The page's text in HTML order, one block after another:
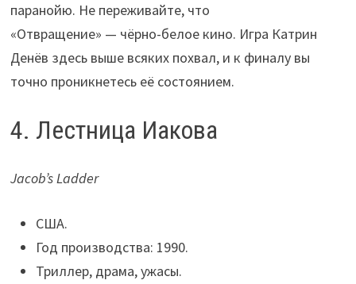
паранойю. Не переживайте, что
«Отвращение» — чёрно-белое кино. Игра Катрин
Денёв здесь выше всяких похвал, и к финалу вы
точно проникнетесь её состоянием.
4. Лестница Иакова
Jacob’s Ladder
США.
Год производства: 1990.
Триллер, драма, ужасы.